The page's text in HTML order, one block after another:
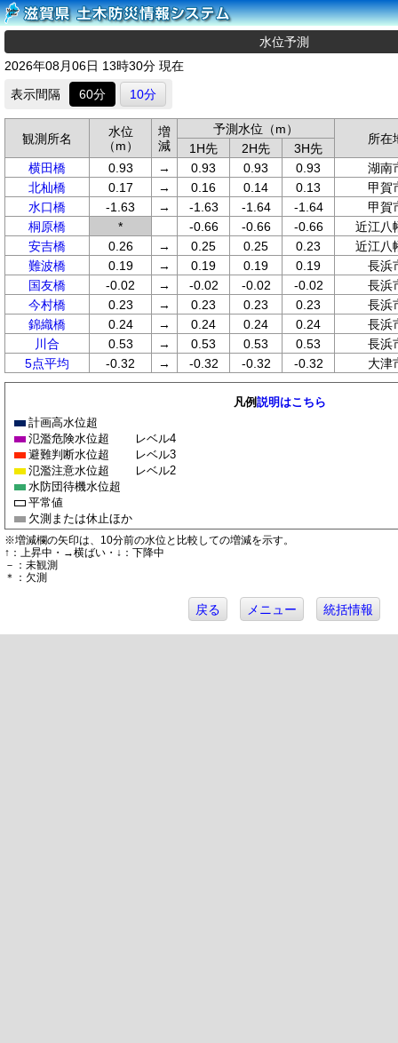
水位予測
2026年08月06日 13時30分 現在
表示間隔
60分 10分
観測所名
水位
（m）
増
減
予測水位（m）
所在
1H先 2H先
3H先
横田橋
0.93 → 0.93 0.93 0.93
湖南
北杣橋
0.17 → 0.16 0.14 0.13
甲賀
水口橋
-1.63 → -1.63 -1.64 -1.64
甲賀
桐原橋
* -0.66 -0.66 -0.66
近江八
安吉橋
0.26 → 0.25 0.25 0.23
近江八
難波橋
0.19 → 0.19 0.19 0.19
長浜
国友橋
-0.02 → -0.02 -0.02 -0.02
長浜
今村橋
0.23 → 0.23 0.23 0.23
長浜
錦織橋
0.24 → 0.24 0.24 0.24
長浜
川合
0.53 → 0.53 0.53 0.53
長浜
5点平均
-0.32 → -0.32 -0.32 -0.32 大津
凡例説明はこちら
計画高水位超
氾濫危険水位超
レベル4
避難判断水位超
レベル3
氾濫注意水位超
レベル2
水防団待機水位超
平常値
欠測または休止ほか
※増減欄の矢印は、10分前の水位と比較しての増減を示す。
↑：上昇中・→横ばい・↓：下降中
－：未観測
＊：欠測
戻る メニュー 統括情報